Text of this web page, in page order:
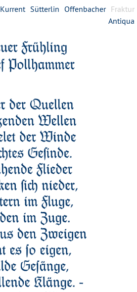
Kurrent Sütterlin Offenbacher Fraktur
Antiqua